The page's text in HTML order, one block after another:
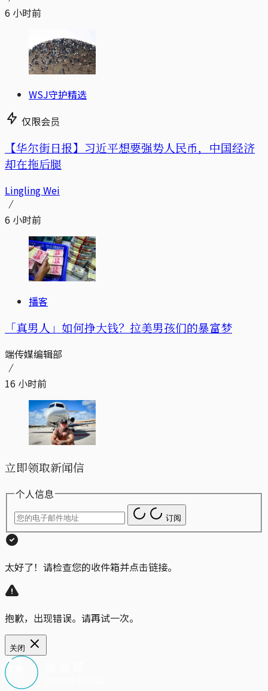
6 小时前
WSJ守护精选
仅限会员
【华尔街日报】习近平想要强势人民币，中国经济
却在拖后腿
Lingling Wei
6 小时前
播客
「真男人」如何挣大钱？拉美男孩们的暴富梦
端传媒编辑部
16 小时前
立即领取新闻信
个人信息
订阅
太好了！请检查您的收件箱并点击链接。
抱歉，出现错误。请再试一次。
关闭